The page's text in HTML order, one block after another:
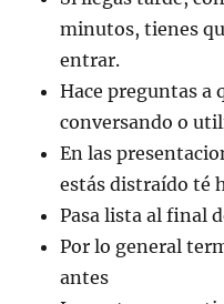
minutos, tienes
entrar.
Hace preguntas a
conversando o
En las
estás distraído té
Pasa lista al final
Por lo general
antes